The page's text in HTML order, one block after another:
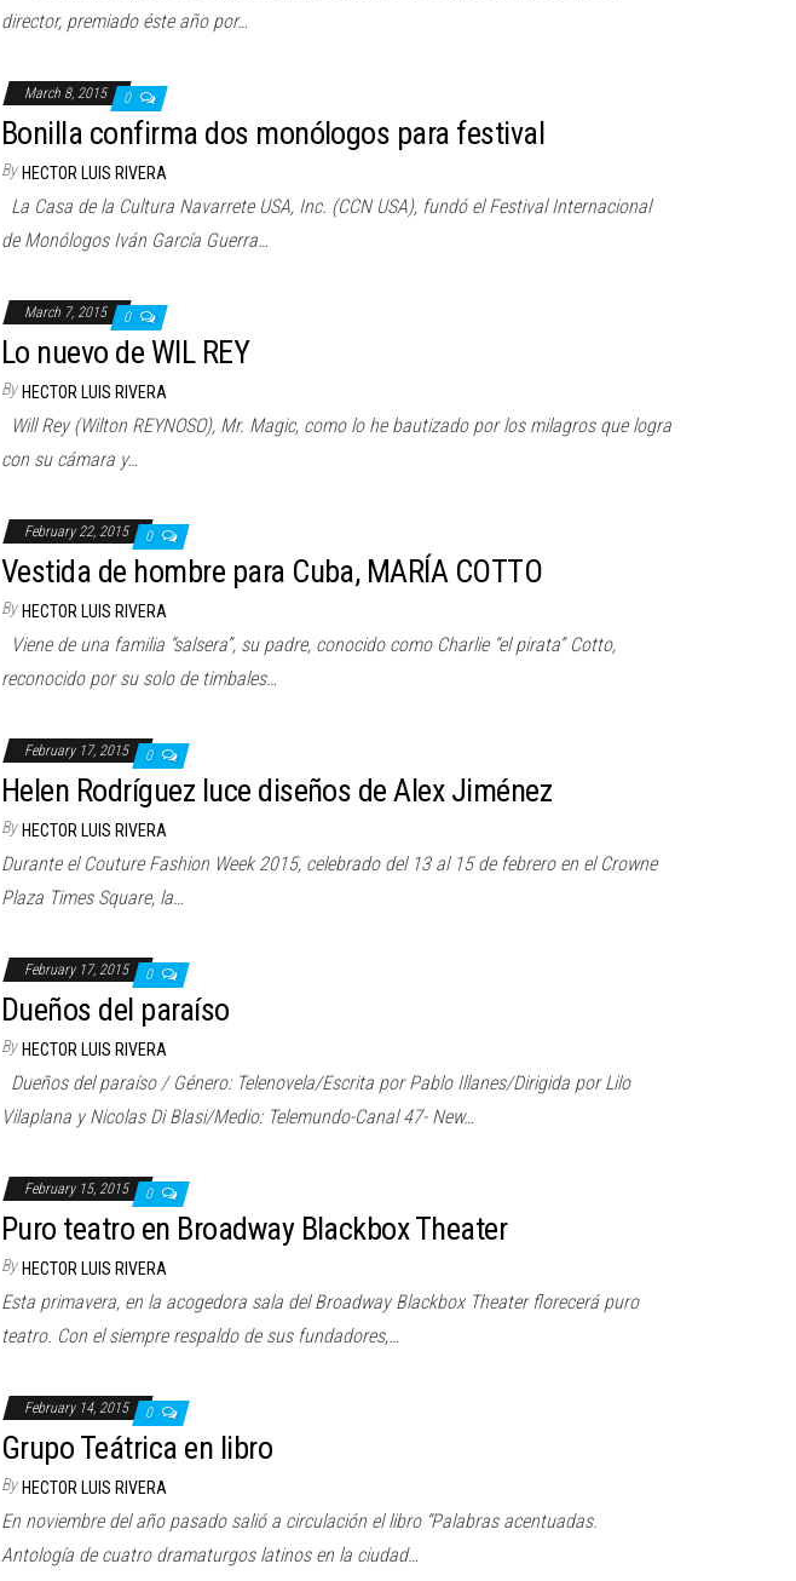
director, premiado éste año por…
March 8, 2015 0
Bonilla confirma dos monólogos para festival
By HECTOR LUIS RIVERA
La Casa de la Cultura Navarrete USA, Inc. (CCN USA), fundó el Festival Internacional
de Monólogos Iván García Guerra…
March 7, 2015 0
Lo nuevo de WIL REY
By HECTOR LUIS RIVERA
Will Rey (Wilton REYNOSO), Mr. Magic, como lo he bautizado por los milagros que logra
con su cámara y…
February 22, 2015 0
Vestida de hombre para Cuba, MARÍA COTTO
By HECTOR LUIS RIVERA
Viene de una familia “salsera”, su padre, conocido como Charlie “el pirata” Cotto,
reconocido por su solo de timbales…
February 17, 2015 0
Helen Rodríguez luce diseños de Alex Jiménez
By HECTOR LUIS RIVERA
Durante el Couture Fashion Week 2015, celebrado del 13 al 15 de febrero en el Crowne
Plaza Times Square, la…
February 17, 2015 0
Dueños del paraíso
By HECTOR LUIS RIVERA
Dueños del paraíso / Género: Telenovela/Escrita por Pablo Illanes/Dirigida por Lilo
Vilaplana y Nicolas Di Blasi/Medio: Telemundo-Canal 47- New…
February 15, 2015 0
Puro teatro en Broadway Blackbox Theater
By HECTOR LUIS RIVERA
Esta primavera, en la acogedora sala del Broadway Blackbox Theater florecerá puro
teatro. Con el siempre respaldo de sus fundadores,…
February 14, 2015 0
Grupo Teátrica en libro
By HECTOR LUIS RIVERA
En noviembre del año pasado salió a circulación el libro “Palabras acentuadas.
Antología de cuatro dramaturgos latinos en la ciudad…